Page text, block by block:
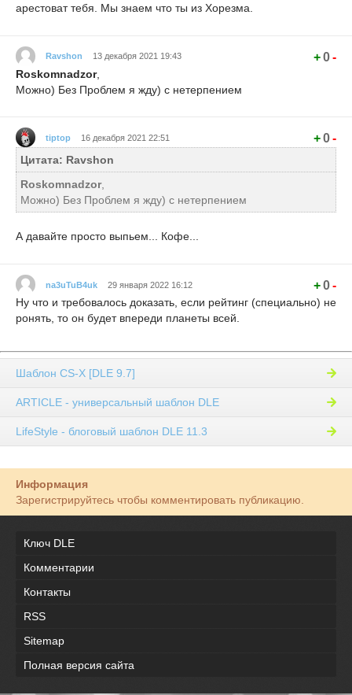
арестоват тебя. Мы знаем что ты из Хорезма.
Ravshon 13 декабря 2021 19:43 +0-
Roskomnadzor,
Можно) Без Проблем я жду) с нетерпением
tiptop 16 декабря 2021 22:51 +0-
Цитата: Ravshon
Roskomnadzor,
Можно) Без Проблем я жду) с нетерпением
А давайте просто выпьем... Кофе...
na3uTuB4uk 29 января 2022 16:12 +0-
Ну что и требовалось доказать, если рейтинг (специально) не
ронять, то он будет впереди планеты всей.
Шаблон CS-X [DLE 9.7]
ARTICLE - универсальный шаблон DLE
LifeStyle - блоговый шаблон DLE 11.3
Информация
Зарегистрируйтесь чтобы комментировать публикацию.
Ключ DLE
Комментарии
Контакты
RSS
Sitemap
Полная версия сайта